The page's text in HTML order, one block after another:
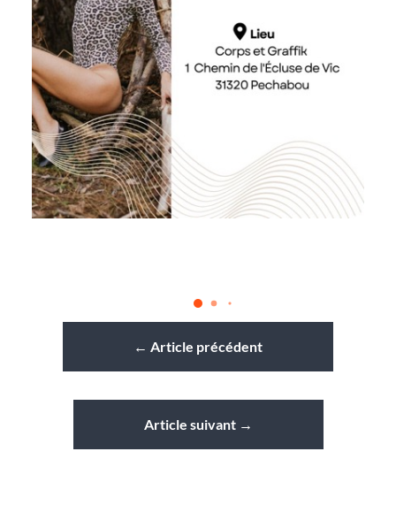
← Article précédent
Article suivant→